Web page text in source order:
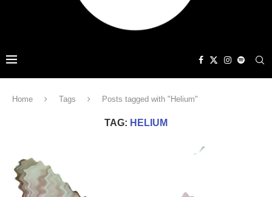
Home Tags Posts tagged with "Helium"
TAG: HELIUM